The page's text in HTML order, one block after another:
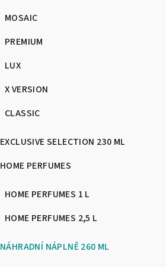
MOSAIC
PREMIUM
LUX
X VERSION
CLASSIC
EXCLUSIVE SELECTION 230 ML
HOME PERFUMES
HOME PERFUMES 1 L
HOME PERFUMES 2,5 L
NÁHRADNÍ NÁPLNĚ 260 ML